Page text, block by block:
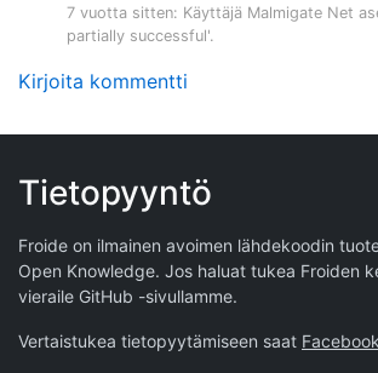
7 vuotta sitten: Käyttäjä Malmigate Net
partially successful'.
Kirjoita kommentti
Tietopyyntö
Froide on ilmainen avoimen lähdekoodin
Open Knowledge. Jos haluat tukea Froiden
vieraile GitHub -sivullamme.
Vertaistukea tietopyytämiseen saat